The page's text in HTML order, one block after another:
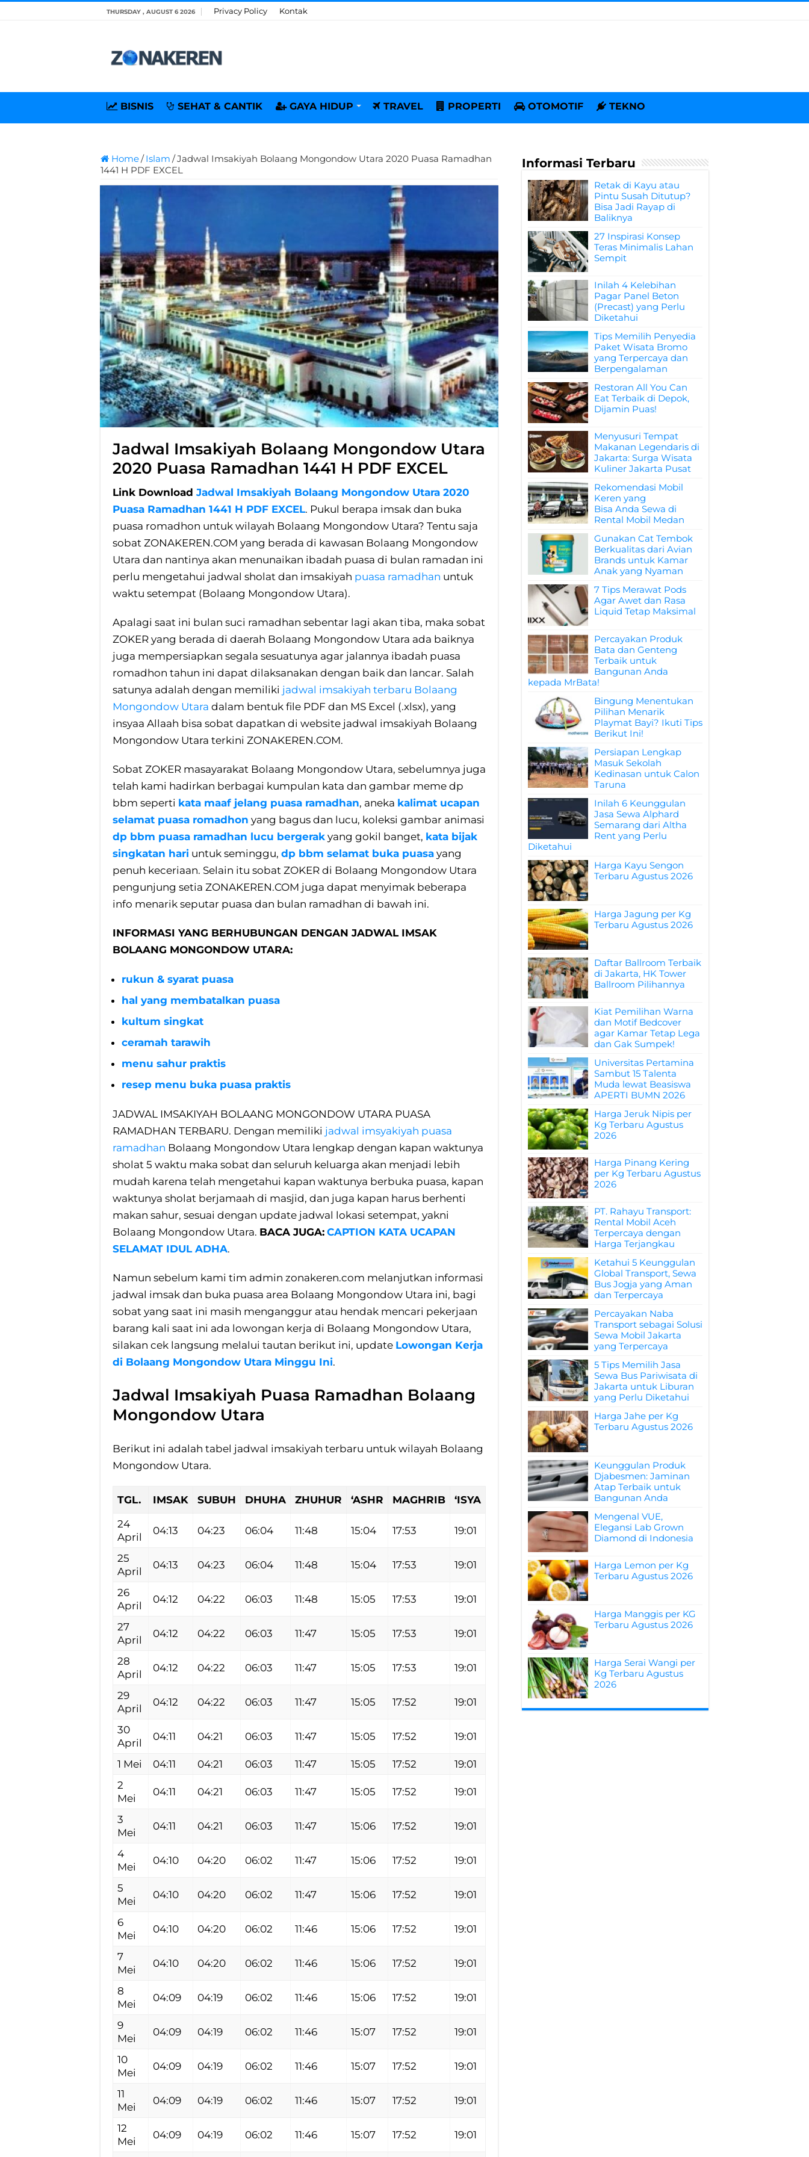
THURSDAY , AUGUST 6 2026 Privacy Policy Kontak
BISNIS SEHAT & CANTIK GAYA HIDUP TRAVEL PROPERTI OTOMOTIF TEKNO
Home/ Islam /Jadwal Imsakiyah Bolaang Mongondow Utara 2020 Puasa Ramadhan
1441 H PDF EXCEL
Jadwal Imsakiyah Bolaang Mongondow Utara
2020 Puasa Ramadhan 1441 H PDF EXCEL
Link Download Jadwal Imsakiyah Bolaang Mongondow Utara 2020
Puasa Ramadhan 1441 H PDF EXCEL. Pukul berapa imsak dan buka
puasa romadhon untuk wilayah Bolaang Mongondow Utara? Tentu saja
sobat ZONAKEREN.COM yang berada di kawasan Bolaang Mongondow
Utara dan nantinya akan menunaikan ibadah puasa di bulan ramadan ini
perlu mengetahui jadwal sholat dan imsakiyah puasa ramadhan untuk
waktu setempat (Bolaang Mongondow Utara).
Apalagi saat ini bulan suci ramadhan sebentar lagi akan tiba, maka sobat
ZOKER yang berada di daerah Bolaang Mongondow Utara ada baiknya
juga mempersiapkan segala sesuatunya agar jalannya ibadah puasa
romadhon tahun ini dapat dilaksanakan dengan baik dan lancar. Salah
satunya adalah dengan memiliki jadwal imsakiyah terbaru Bolaang
Mongondow Utara dalam bentuk file PDF dan MS Excel (.xlsx), yang
insyaa Allaah bisa sobat dapatkan di website jadwal imsakiyah Bolaang
Mongondow Utara terkini ZONAKEREN.COM.
Sobat ZOKER masayarakat Bolaang Mongondow Utara, sebelumnya juga
telah kami hadirkan berbagai kumpulan kata dan gambar meme dp
bbm seperti kata maaf jelang puasa ramadhan, aneka kalimat ucapan
selamat puasa romadhon yang bagus dan lucu, koleksi gambar animasi
dp bbm puasa ramadhan lucu bergerak yang gokil banget, kata bijak
singkatan hari untuk seminggu, dp bbm selamat buka puasa yang
penuh keceriaan. Selain itu sobat ZOKER di Bolaang Mongondow Utara
pengunjung setia ZONAKEREN.COM juga dapat menyimak beberapa
info menarik seputar puasa dan bulan ramadhan di bawah ini.
INFORMASI YANG BERHUBUNGAN DENGAN JADWAL IMSAK
BOLAANG MONGONDOW UTARA:
rukun & syarat puasa
hal yang membatalkan puasa
kultum singkat
ceramah tarawih
menu sahur praktis
resep menu buka puasa praktis
JADWAL IMSAKIYAH BOLAANG MONGONDOW UTARA PUASA
RAMADHAN TERBARU. Dengan memiliki jadwal imsyakiyah puasa
ramadhan Bolaang Mongondow Utara lengkap dengan kapan waktunya
sholat 5 waktu maka sobat dan seluruh keluarga akan menjadi lebih
mudah karena telah mengetahui kapan waktunya berbuka puasa, kapan
waktunya sholat berjamaah di masjid, dan juga kapan harus berhenti
makan sahur, sesuai dengan update jadwal lokasi setempat, yakni
Bolaang Mongondow Utara. BACA JUGA: CAPTION KATA UCAPAN
SELAMAT IDUL ADHA.
Namun sebelum kami tim admin zonakeren.com melanjutkan informasi
jadwal imsak dan buka puasa area Bolaang Mongondow Utara ini, bagi
sobat yang saat ini masih menganggur atau hendak mencari pekerjaan
barang kali saat ini ada lowongan kerja di Bolaang Mongondow Utara,
silakan cek langsung melalui tautan berikut ini, update Lowongan Kerja
di Bolaang Mongondow Utara Minggu Ini.
Jadwal Imsakiyah Puasa Ramadhan Bolaang
Mongondow Utara
Berikut ini adalah tabel jadwal imsakiyah terbaru untuk wilayah Bolaang
Mongondow Utara.
TGL. IMSAK SUBUH DHUHA ZHUHUR ‘ASHR MAGHRIB
‘ISYA
24
April
04:13 04:23 06:04 11:48 15:04 17:53 19:01
25
April
04:13 04:23 06:04 11:48 15:04 17:53 19:01
26
April
04:12 04:22 06:03 11:48 15:05 17:53 19:01
27
April
04:12 04:22 06:03 11:47 15:05 17:53 19:01
28
April
04:12 04:22 06:03 11:47 15:05 17:53 19:01
29
April
04:12 04:22 06:03 11:47 15:05 17:52 19:01
30
April
04:11 04:21 06:03 11:47 15:05 17:52 19:01
1 Mei 04:11 04:21 06:03 11:47 15:05 17:52
19:01
2
Mei
04:11 04:21 06:03 11:47 15:05 17:52 19:01
3
Mei
04:11 04:21 06:03 11:47 15:06 17:52 19:01
4
Mei
04:10 04:20 06:02 11:47 15:06 17:52 19:01
5
Mei
04:10 04:20 06:02 11:47 15:06 17:52 19:01
6
Mei
04:10 04:20 06:02 11:46 15:06 17:52 19:01
7
Mei
04:10 04:20 06:02 11:46 15:06 17:52 19:01
8
Mei
04:09 04:19 06:02 11:46 15:06 17:52 19:01
9
Mei
04:09 04:19 06:02 11:46 15:07 17:52 19:01
10
Mei
04:09 04:19 06:02 11:46 15:07 17:52 19:01
11
Mei
04:09 04:19 06:02 11:46 15:07 17:52 19:01
12
Mei
04:09 04:19 06:02 11:46 15:07 17:52 19:01
Informasi Terbaru
Retak di Kayu atau
Pintu Susah Ditutup?
Bisa Jadi Rayap di
Baliknya
27 Inspirasi Konsep
Teras Minimalis Lahan
Sempit
Inilah 4 Kelebihan
Pagar Panel Beton
(Precast) yang Perlu
Diketahui
Tips Memilih Penyedia
Paket Wisata Bromo
yang Terpercaya dan
Berpengalaman
Restoran All You Can
Eat Terbaik di Depok,
Dijamin Puas!
Menyusuri Tempat
Makanan Legendaris di
Jakarta: Surga Wisata
Kuliner Jakarta Pusat
Rekomendasi Mobil
Keren yang
Bisa Anda Sewa di
Rental Mobil Medan
Gunakan Cat Tembok
Berkualitas dari Avian
Brands untuk Kamar
Anak yang Nyaman
7 Tips Merawat Pods
Agar Awet dan Rasa
Liquid Tetap Maksimal
Percayakan Produk
Bata dan Genteng
Terbaik untuk
Bangunan Anda
kepada MrBata!
Bingung Menentukan
Pilihan Menarik
Playmat Bayi? Ikuti Tips
Berikut Ini!
Persiapan Lengkap
Masuk Sekolah
Kedinasan untuk Calon
Taruna
Inilah 6 Keunggulan
Jasa Sewa Alphard
Semarang dari Altha
Rent yang Perlu
Diketahui
Harga Kayu Sengon
Terbaru Agustus 2026
Harga Jagung per Kg
Terbaru Agustus 2026
Daftar Ballroom Terbaik
di Jakarta, HK Tower
Ballroom Pilihannya
Kiat Pemilihan Warna
dan Motif Bedcover
agar Kamar Tetap Lega
dan Gak Sumpek!
Universitas Pertamina
Sambut 15 Talenta
Muda lewat Beasiswa
APERTI BUMN 2026
Harga Jeruk Nipis per
Kg Terbaru Agustus
2026
Harga Pinang Kering
per Kg Terbaru Agustus
2026
PT. Rahayu Transport:
Rental Mobil Aceh
Terpercaya dengan
Harga Terjangkau
Ketahui 5 Keunggulan
Global Transport, Sewa
Bus Jogja yang Aman
dan Terpercaya
Percayakan Naba
Transport sebagai Solusi
Sewa Mobil Jakarta
yang Terpercaya
5 Tips Memilih Jasa
Sewa Bus Pariwisata di
Jakarta untuk Liburan
yang Perlu Diketahui
Harga Jahe per Kg
Terbaru Agustus 2026
Keunggulan Produk
Djabesmen: Jaminan
Atap Terbaik untuk
Bangunan Anda
Mengenal VUE,
Elegansi Lab Grown
Diamond di Indonesia
Harga Lemon per Kg
Terbaru Agustus 2026
Harga Manggis per KG
Terbaru Agustus 2026
Harga Serai Wangi per
Kg Terbaru Agustus
2026